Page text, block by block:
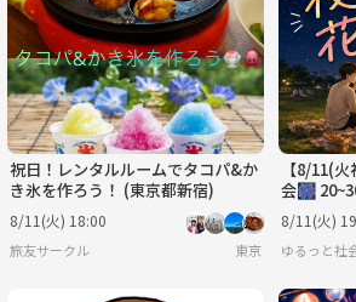
祝日！レンタルルームでタコパ&か
き氷を作ろう！ (東京都新宿)
8/11(火) 18:00
旅友サークル 東京
【8/11(
会🎆
8/11(火)
ゆるっと社